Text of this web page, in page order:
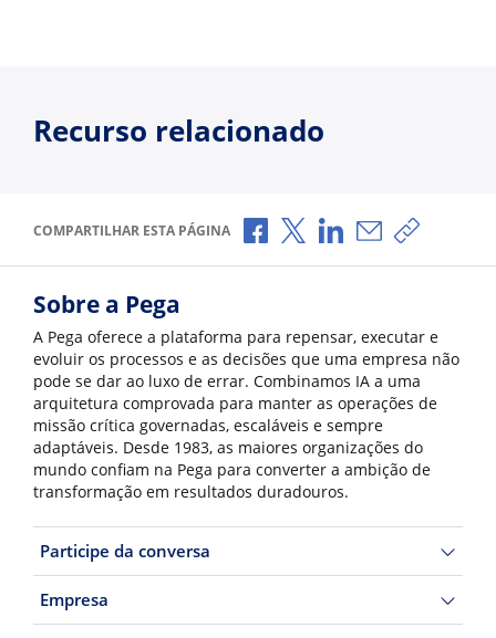
Recurso relacionado
COMPARTILHAR ESTA PÁGINA Compartilhar no Facebook
Compartilhar no X
Compartilhar no
Compartilhar
Copiar
Sobre a Pega
A Pega oferece a plataforma para repensar, executar e
evoluir os processos e as decisões que uma empresa não
pode se dar ao luxo de errar. Combinamos IA a uma
arquitetura comprovada para manter as operações de
missão crítica governadas, escaláveis e sempre
adaptáveis. Desde 1983, as maiores organizações do
mundo confiam na Pega para converter a ambição de
transformação em resultados duradouros.
Participe da conversa
Empresa